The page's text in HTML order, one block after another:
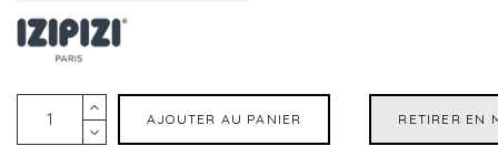
AJOUTER AU PANIER RETIRER EN